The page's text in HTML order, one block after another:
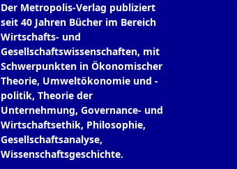
Der Metropolis-Verlag publiziert
seit 40 Jahren Bücher im Bereich
Wirtschafts- und
Gesellschaftswissenschaften, mit
Schwerpunkten in Ökonomischer
Theorie, Umweltökonomie und -
politik, Theorie der
Unternehmung, Governance- und
Wirtschaftsethik, Philosophie,
Gesellschaftsanalyse,
Wissenschaftsgeschichte.